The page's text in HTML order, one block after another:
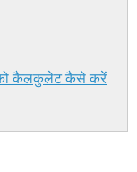
कैलकुलेट कैसे करें